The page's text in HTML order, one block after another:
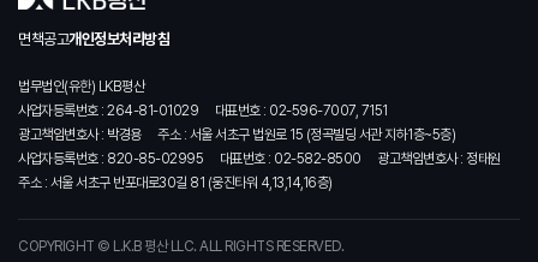
면책공고개인정보처리방침
법무법인(유한) LKB평산
사업자등록번호 : 264-81-01029
대표번호 : 02-596-7007, 7151
광고책임변호사 : 박경용
주소 : 서울 서초구 법원로 15 (정곡빌딩 서관 지하1층~5층)
사업자등록번호 : 820-85-02995
대표번호 : 02-582-8500
광고책임변호사 : 정태원
주소 : 서울 서초구 반포대로30길 81 (웅진타워 4,13,14,16층)
COPYRIGHT © L.K.B 평산 LLC. ALL RIGHTS RESERVED.